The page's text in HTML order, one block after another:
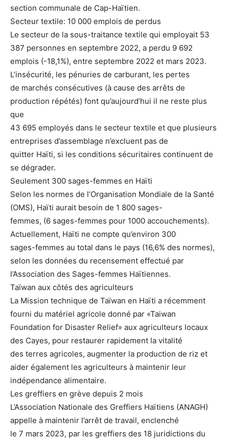
section communale de Cap-Haïtien.
Secteur textile: 10 000 emplois de perdus
Le secteur de la sous-traitance textile qui employait 53
387 personnes en septembre 2022, a perdu 9 692
emplois (-18,1%), entre septembre 2022 et mars 2023.
L’insécurité, les pénuries de carburant, les pertes
de marchés consécutives (à cause des arrêts de
production répétés) font qu’aujourd’hui il ne reste plus
que
43 695 employés dans le secteur textile et que plusieurs
entreprises d’assemblage n’excluent pas de
quitter Haïti, si les conditions sécuritaires continuent de
se dégrader.
Seulement 300 sages-femmes en Haïti
Selon les normes de l’Organisation Mondiale de la Santé
(OMS), Haïti aurait besoin de 1 800 sages-
femmes, (6 sages-femmes pour 1000 accouchements).
Actuellement, Haïti ne compte qu’environ 300
sages-femmes au total dans le pays (16,6% des normes),
selon les données du recensement effectué par
l’Association des Sages-femmes Haïtiennes.
Taïwan aux côtés des agriculteurs
La Mission technique de Taïwan en Haïti a récemment
fourni du matériel agricole donné par «Taiwan
Foundation for Disaster Relief» aux agriculteurs locaux
des Cayes, pour restaurer rapidement la vitalité
des terres agricoles, augmenter la production de riz et
aider également les agriculteurs à maintenir leur
indépendance alimentaire.
Les greffiers en grève depuis 2 mois
L’Association Nationale des Greffiers Haïtiens (ANAGH)
appelle à maintenir l’arrêt de travail, enclenché
le 7 mars 2023, par les greffiers des 18 juridictions du